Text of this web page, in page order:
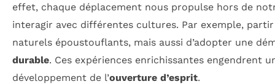
effet, chaque déplacement nous propulse hors de
interagir avec différentes cultures. Par exemple,
naturels époustouflants, mais aussi d’adopter une
durable. Ces expériences enrichissantes engendrent
développement de l’ouverture d’esprit.